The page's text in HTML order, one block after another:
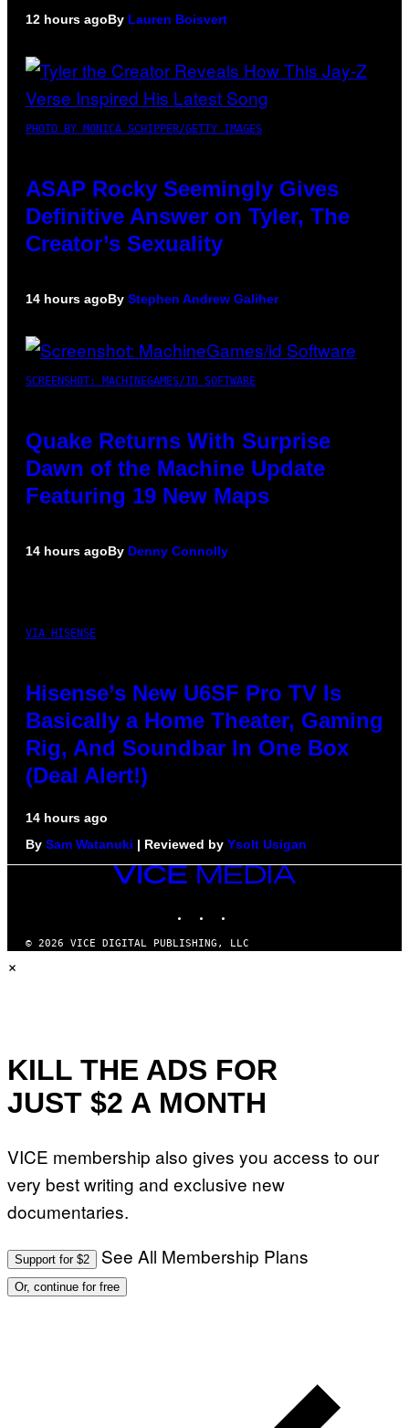
12 hours agoBy Lauren Boisvert
PHOTO BY MONICA SCHIPPER/GETTY IMAGES
ASAP Rocky Seemingly Gives
Definitive Answer on Tyler, The
Creator’s Sexuality
14 hours agoBy Stephen Andrew Galiher
SCREENSHOT: MACHINEGAMES/ID SOFTWARE
Quake Returns With Surprise
Dawn of the Machine Update
Featuring 19 New Maps
14 hours agoBy Denny Connolly
VIA HISENSE
Hisense’s New U6SF Pro TV Is
Basically a Home Theater, Gaming
Rig, And Soundbar In One Box
(Deal Alert!)
14 hours ago
By Sam Watanuki | Reviewed by Ysolt Usigan
VICE
© 2026 VICE DIGITAL PUBLISHING, LLC
×
KILL THE ADS FOR
JUST $2 A MONTH
VICE membership also gives you access to our
very best writing and exclusive new
documentaries.
Support for $2 See All Membership Plans
Or, continue for free